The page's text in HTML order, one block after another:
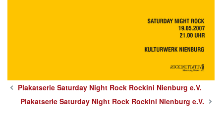
Plakatserie Saturday Night Rock Rockini Nienburg e.V.
Plakatserie Saturday Night Rock Rockini Nienburg e.V.